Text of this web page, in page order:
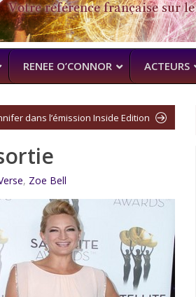
RENEE O’CONNOR ACTEURS
ACTUELLEMENT
(BILLY BUTCHER)
dans l’émission Inside Edition
, Zoe Bell